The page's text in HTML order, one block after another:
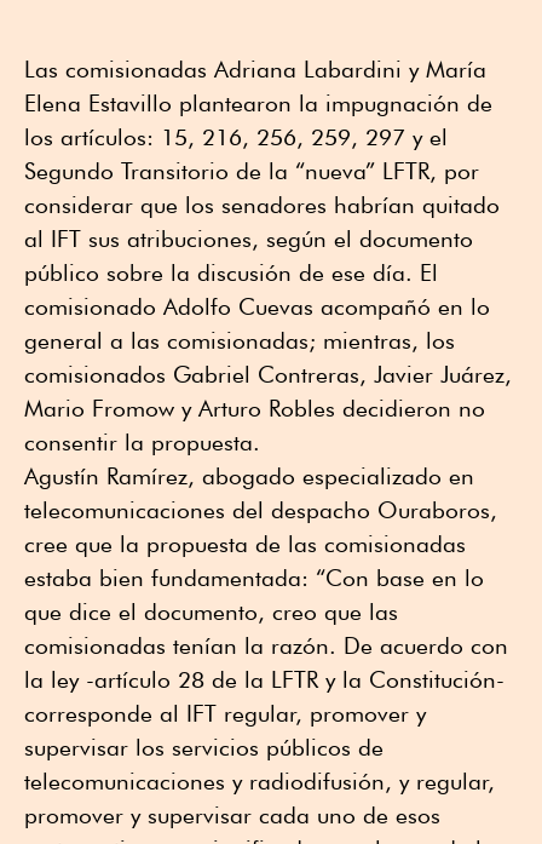
Las comisionadas Adriana Labardini y María
Elena Estavillo plantearon la impugnación de
los artículos: 15, 216, 256, 259, 297 y el
Segundo Transitorio de la “nueva” LFTR, por
considerar que los senadores habrían quitado
al IFT sus atribuciones, según el documento
público sobre la discusión de ese día. El
comisionado Adolfo Cuevas acompañó en lo
general a las comisionadas; mientras, los
comisionados Gabriel Contreras, Javier Juárez,
Mario Fromow y Arturo Robles decidieron no
consentir la propuesta.
Agustín Ramírez, abogado especializado en
telecomunicaciones del despacho Ouraboros,
cree que la propuesta de las comisionadas
estaba bien fundamentada: “Con base en lo
que dice el documento, creo que las
comisionadas tenían la razón. De acuerdo con
la ley -artículo 28 de la LFTR y la Constitución-
corresponde al IFT regular, promover y
supervisar los servicios públicos de
telecomunicaciones y radiodifusión, y regular,
promover y supervisar cada uno de esos